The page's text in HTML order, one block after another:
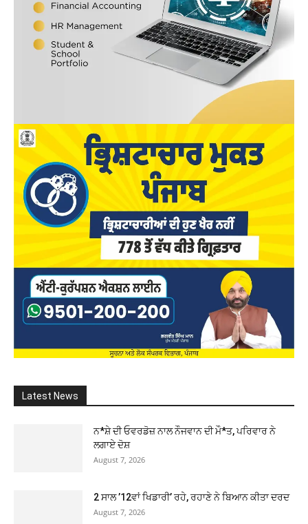
Latest News
ਨ*ਸ਼ੇ ਦੀ ਓਵਰਡੋਜ਼ ਨਾਲ ਨੌਜਵਾਨ ਦੀ ਮੌ*ਤ, ਪਰਿਵਾਰ ਨੇ
ਲਗਾਏ ਦੋਸ਼
August 7, 2026
2 ਸਾਲ ’12ਵਾਂ ਖਿਡਾਰੀ’ ਰਹੇ, ਰਹਾਣੇ ਨੇ ਬਿਆਨ ਕੀਤਾ ਦਰਦ
August 7, 2026